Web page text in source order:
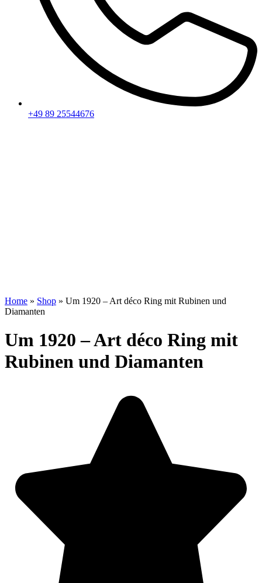
+49 89 25544676
Home » Shop » Um 1920 – Art déco Ring mit Rubinen und
Diamanten
Um 1920 – Art déco Ring mit
Rubinen und Diamanten